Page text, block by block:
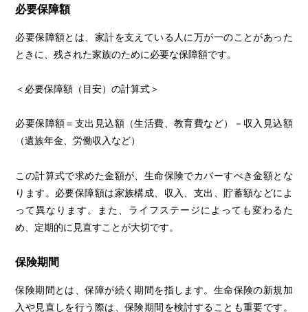
必要保障額
必要保障額とは、家計を支えている人に万が一のことがあった
ときに、残された家族のために必要な保障額です。
＜必要保障額（目安）の計算式＞
必要保障額＝支出見込額（生活費、教育費など）－収入見込額
（遺族年金、労働収入など）
この計算式で求めた金額が、生命保険でカバーすべき金額とな
ります。必要保障額は家族構成、収入、支出、貯蓄額などによ
って異なります。また、ライフステージによっても変わるた
め、定期的に見直すことが大切です。
保険期間
保険期間とは、保障が続く期間を指します。生命保険の新規加
入や見直しを行う際は、保険期間を検討することも重要です。